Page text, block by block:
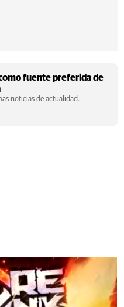
fuente preferida de
noticias de actualidad.